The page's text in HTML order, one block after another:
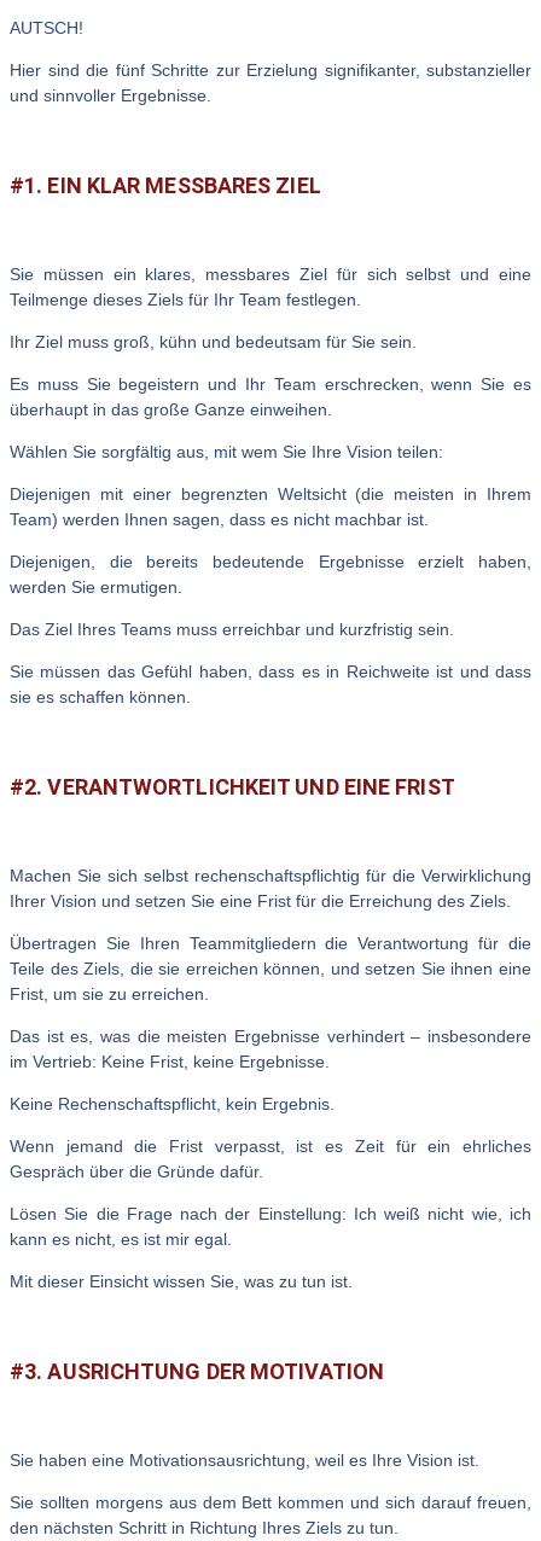
AUTSCH!
Hier sind die fünf Schritte zur Erzielung signifikanter, substanzieller
und sinnvoller Ergebnisse.
#1. EIN KLAR MESSBARES ZIEL
Sie müssen ein klares, messbares Ziel für sich selbst und eine
Teilmenge dieses Ziels für Ihr Team festlegen.
Ihr Ziel muss groß, kühn und bedeutsam für Sie sein.
Es muss Sie begeistern und Ihr Team erschrecken, wenn Sie es
überhaupt in das große Ganze einweihen.
Wählen Sie sorgfältig aus, mit wem Sie Ihre Vision teilen:
Diejenigen mit einer begrenzten Weltsicht (die meisten in Ihrem
Team) werden Ihnen sagen, dass es nicht machbar ist.
Diejenigen, die bereits bedeutende Ergebnisse erzielt haben,
werden Sie ermutigen.
Das Ziel Ihres Teams muss erreichbar und kurzfristig sein.
Sie müssen das Gefühl haben, dass es in Reichweite ist und dass
sie es schaffen können.
#2. VERANTWORTLICHKEIT UND EINE FRIST
Machen Sie sich selbst rechenschaftspflichtig für die Verwirklichung
Ihrer Vision und setzen Sie eine Frist für die Erreichung des Ziels.
Übertragen Sie Ihren Teammitgliedern die Verantwortung für die
Teile des Ziels, die sie erreichen können, und setzen Sie ihnen eine
Frist, um sie zu erreichen.
Das ist es, was die meisten Ergebnisse verhindert – insbesondere
im Vertrieb: Keine Frist, keine Ergebnisse.
Keine Rechenschaftspflicht, kein Ergebnis.
Wenn jemand die Frist verpasst, ist es Zeit für ein ehrliches
Gespräch über die Gründe dafür.
Lösen Sie die Frage nach der Einstellung: Ich weiß nicht wie, ich
kann es nicht, es ist mir egal.
Mit dieser Einsicht wissen Sie, was zu tun ist.
#3. AUSRICHTUNG DER MOTIVATION
Sie haben eine Motivationsausrichtung, weil es Ihre Vision ist.
Sie sollten morgens aus dem Bett kommen und sich darauf freuen,
den nächsten Schritt in Richtung Ihres Ziels zu tun.